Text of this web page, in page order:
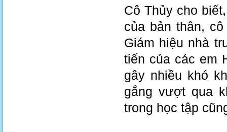
Cô Thủy cho
của bản thân,
Giám hiệu nhà
tiến của các em
gây nhiều khó
gắng vượt qua
trong học tập